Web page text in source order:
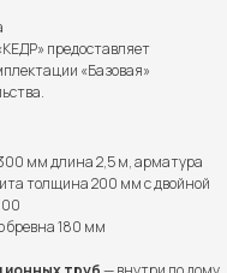
предоставляет
«Базовая»
мм длина 2,5 м, арматура
толщина 200 мм с двойной
бревна 180 мм